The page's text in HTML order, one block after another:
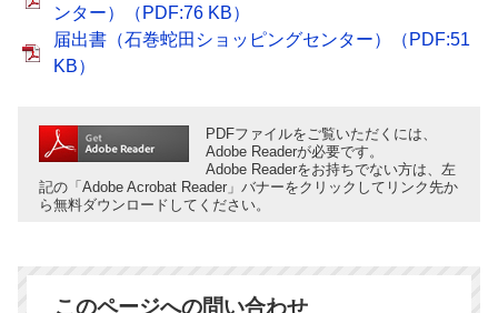
ンター）（PDF:76 KB）
届出書（石巻蛇田ショッピングセンター）（PDF:51
KB）
PDFファイルをご覧いただくには、
Adobe Readerが必要です。
Adobe Readerをお持ちでない方は、左
記の「Adobe Acrobat Reader」バナーをクリックしてリンク先か
ら無料ダウンロードしてください。
このページへの問い合わせ